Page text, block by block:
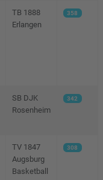
TB 1888
Erlangen
358
SB DJK
Rosenheim
342
TV 1847
Augsburg
Basketball
308